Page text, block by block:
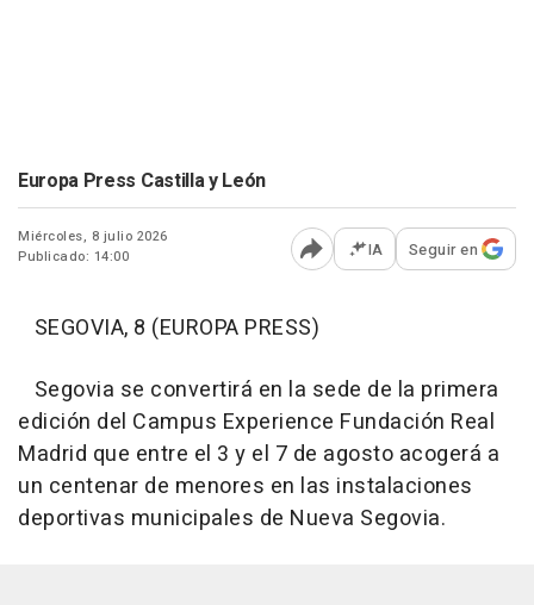
Europa Press Castilla y León
Miércoles, 8 julio 2026
Publicado: 14:00
Abrir opciones para
IA Seguir en
SEGOVIA, 8 (EUROPA PRESS)
Segovia se convertirá en la sede de la primera
edición del Campus Experience Fundación Real
Madrid que entre el 3 y el 7 de agosto acogerá a
un centenar de menores en las instalaciones
deportivas municipales de Nueva Segovia.